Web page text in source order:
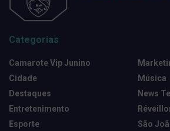
Categorias
Camarote Vip Junino
Cidade
Destaques
Entretenimento
Esporte
Música
News
São